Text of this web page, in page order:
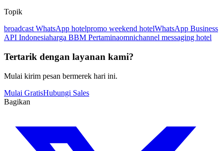
Topik
broadcast WhatsApp hotelpromo weekend hotelWhatsApp Business
API Indonesiaharga BBM Pertaminaomnichannel messaging hotel
Tertarik dengan layanan kami?
Mulai kirim pesan bermerek hari ini.
Mulai GratisHubungi Sales
Bagikan